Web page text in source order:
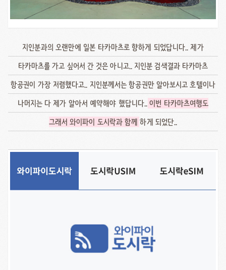
지인분과의 오랜만에 일본 타카마츠로 향하게 되었답니다.. 제가
타카마츠를 가고 싶어서 간 것은 아니고.. 지인분 검색결과 타카마츠
항공권이 가장 저렴했다고.. 지인분께서는 항공권만 알아보시고 호텔이나
나머지는 다 제가 알아서 예약해야 했답니다..이번 타카마츠여행도
그래서 와이파이 도시락과 함께 하게 되었단..